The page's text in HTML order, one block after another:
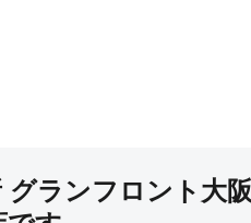
グランフロント大